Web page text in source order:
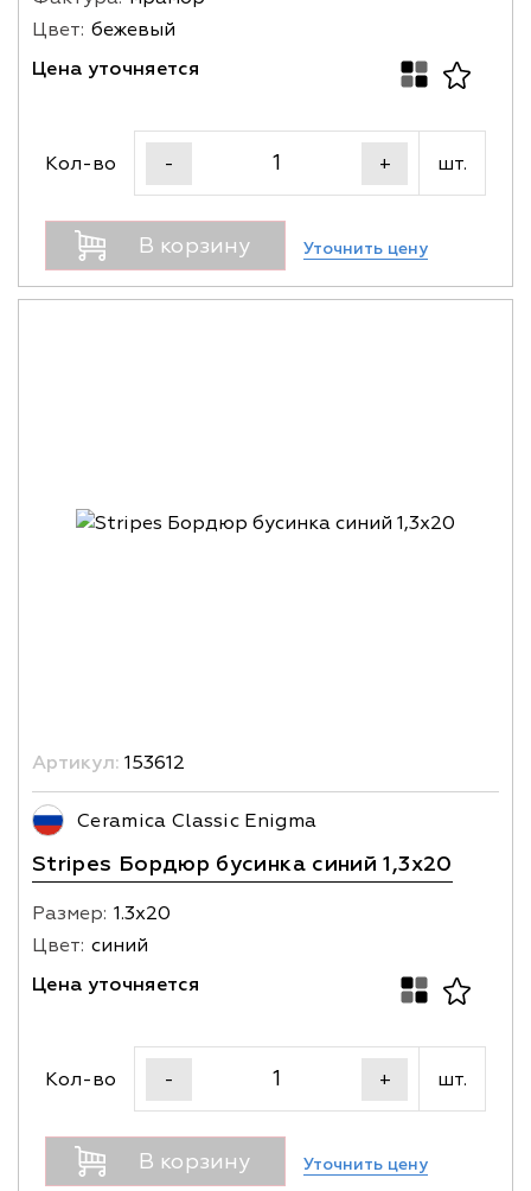
Цвет: бежевый
Цена уточняется
Кол-во - + шт.
В корзину Уточнить цену
Артикул: 153612
Ceramica Classic Enigma
Stripes Бордюр бусинка синий 1,3х20
Размер: 1.3х20
Цвет: синий
Цена уточняется
Кол-во - + шт.
В корзину Уточнить цену